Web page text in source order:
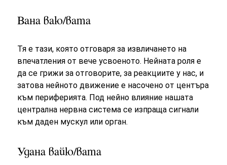
Вана ваю/вата
Тя е тази, която отговаря за извличането на
впечатления от вече усвоеното. Нейната роля е
да се грижи за отговорите, за реакциите у нас, и
затова нейното движение е насочено от центъра
към периферията. Под нейно влияние нашата
централна нервна система се изпраща сигнали
към даден мускул или орган.
Удана вайю/вата